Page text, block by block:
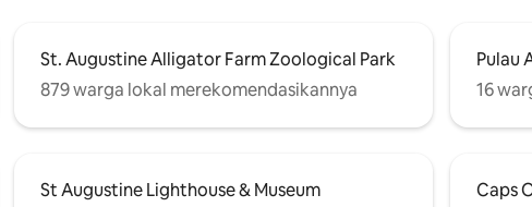
St. Augustine Alligator Farm Zoological Park
879 warga lokal merekomendasikannya
Pulau
16
St Augustine Lighthouse & Museum
Caps